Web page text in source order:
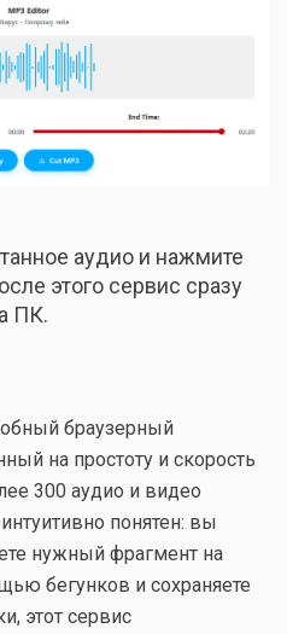
аудио и нажмите
этого сервис сразу
ПК.
браузерный
на простоту и скорость
300 аудио и видео
понятен: вы
нужный фрагмент на
бегунков и сохраняете
этот сервис